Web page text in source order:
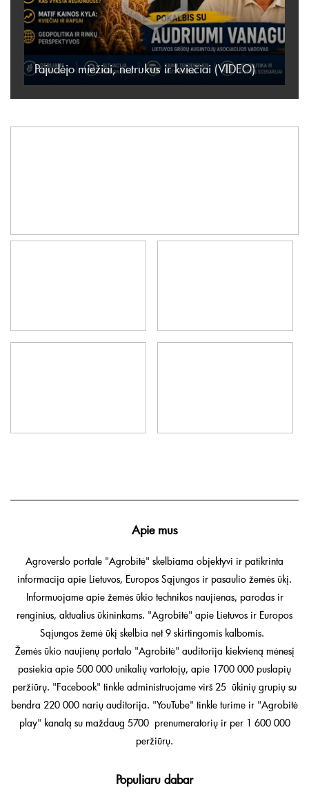
Pajudėjo miežiai, netrukus ir kviečiai (VIDEO)
Apie mus
Agroverslo portale "Agrobitė" skelbiama objektyvi ir patikrinta
informacija apie Lietuvos, Europos Sąjungos ir pasaulio žemės ūkį.
Informuojame apie žemės ūkio technikos naujienas, parodas ir
renginius, aktualius ūkininkams. "Agrobitė" apie Lietuvos ir Europos
Sąjungos žemė ūkį skelbia net 9 skirtingomis kalbomis.
Žemės ūkio naujienų portalo "Agrobitė" auditorija kiekvieną mėnesį
pasiekia apie 500 000 unikalių vartotojų, apie 1700 000 puslapių
peržiūrų. "Facebook" tinkle administruojame virš 25 ūkinių grupių su
bendra 220 000 narių auditorija. "YouTube" tinkle turime ir "Agrobitė
play" kanalą su maždaug 5700 prenumeratorių ir per 1 600 000
peržiūrų.
Populiaru dabar